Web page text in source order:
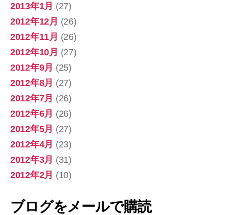
2013年1月 (27)
2012年12月 (26)
2012年11月 (26)
2012年10月 (27)
2012年9月 (25)
2012年8月 (27)
2012年7月 (26)
2012年6月 (26)
2012年5月 (27)
2012年4月 (23)
2012年3月 (31)
2012年2月 (10)
ブログをメールで購読